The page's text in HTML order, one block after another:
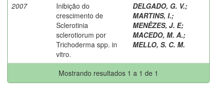
2007
Inibição do
crescimento de
Sclerotinia
sclerotiorum por
Trichoderma spp. in
vitro.
DELGADO, G. V.;
MARTINS, I.;
MENÊZES, J. E;
MACEDO, M. A.;
MELLO, S. C. M.
Mostrando resultados 1 a 1 de 1